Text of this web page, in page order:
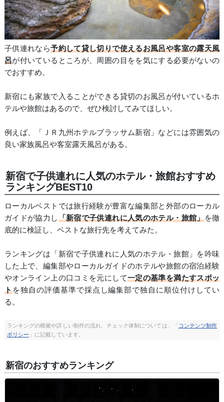
子供連れなら予約して貸し切りで使えるお風呂や客室の露天風
呂が付いているところが、周囲の目をを気にする必要がないの
でおすすめ。
新宿にも家族で入ることができる貸切のお風呂が付いているホ
テルや旅館はあるので、ぜひ検討してみてほしい。
例えば、「ＪＲ九州ホテルブラッサム新宿」などには雰囲気の
良い家族風呂や客室露天風呂がある。
新宿で子供連れに人気のホテル・旅館おすすめ
ランキングBEST10
ローカルベストでは旅行経験が豊富な編集部と外部のローカル
ガイドが協力し「新宿で子供連れに人気のホテル・旅館」を徹
底的に検証し、ベストな旅行先を考えてみた。
ランキングは「新宿で子供連れに人気のホテル・旅館」を吟味
した上で、編集部やローカルガイドのホテルや旅館の宿泊経験
やオンライン上の口コミを元にして一定の基準を満たすスポッ
トを独自の評価基準で採点し編集部で独自に順位付けしてい
る。
ランキングの根拠や詳しい制作の流れ、チェック体制については、「 コンテンツ制作
ポリシー 」に記載しています。
新宿のおすすめランキング